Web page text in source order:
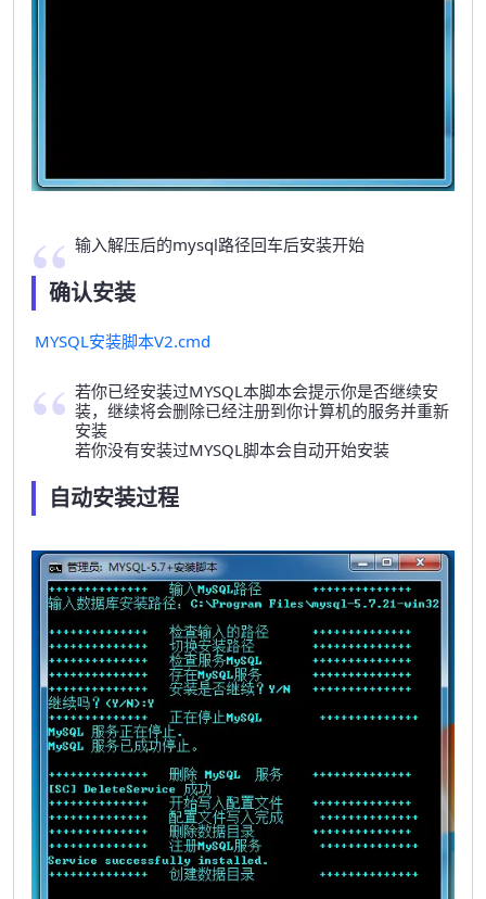
输入解压后的mysql路径回车后安装开始
确认安装
MYSQL安装脚本V2.cmd
若你已经安装过MYSQL本脚本会提示你是否继续安
装，继续将会删除已经注册到你计算机的服务并重新
安装
若你没有安装过MYSQL脚本会自动开始安装
自动安装过程